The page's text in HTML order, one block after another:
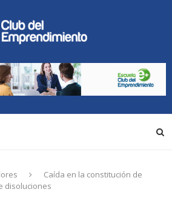
Caída en la constitución de
disoluciones